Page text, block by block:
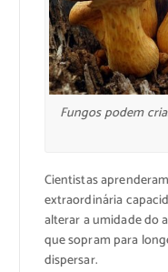
Fungos podem
Cientistas
extraordinária
alterar a umidade do
que sopram para
dispersar.